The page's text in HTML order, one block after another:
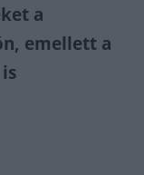
a
emellett a